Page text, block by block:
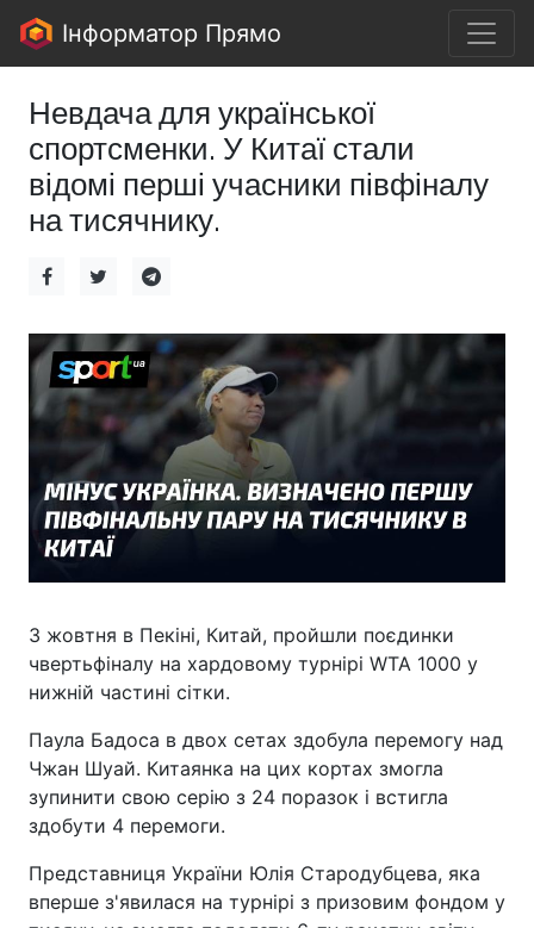
Інформатор Прямо
Невдача для української
спортсменки. У Китаї стали
відомі перші учасники півфіналу
на тисячнику.
3 жовтня в Пекіні, Китай, пройшли поєдинки
чвертьфіналу на хардовому турнірі WTA 1000 у
нижній частині сітки.
Паула Бадоса в двох сетах здобула перемогу над
Чжан Шуай. Китаянка на цих кортах змогла
зупинити свою серію з 24 поразок і встигла
здобути 4 перемоги.
Представниця України Юлія Стародубцева, яка
вперше з'явилася на турнірі з призовим фондом у